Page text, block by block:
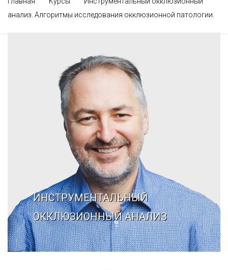
Галерея
анализ. Алгоритмы исследования окклюзионной патологии.
ИНСТРУМЕНТАЛЬНЫЙ
ОККЛЮЗИОННЫЙ АНАЛИЗ